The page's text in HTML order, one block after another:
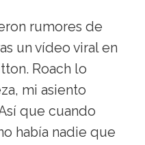
rumores de
un vídeo viral en
Roach lo
mi asiento
que cuando
había nadie que